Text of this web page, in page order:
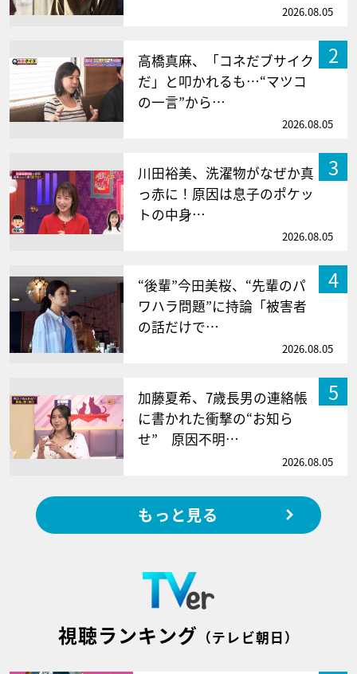
2026.08.05
2
高橋真麻、「コネだブサイク
だ」と叩かれるも…“マツコ
の一言”から…
2026.08.05
3
川田裕美、洗濯物がなぜか真
っ赤に！原因は息子のポケッ
トの中身…
2026.08.05
4
“後輩”今田美桜、“先輩のパ
ワハラ問題”に持論「被害者
の話だけで…
2026.08.05
5
加藤夏希、7歳長男の連絡帳
に書かれた衝撃の“お知ら
せ” 原因不明…
2026.08.05
もっと見る
視聴ランキング （テレビ朝日）